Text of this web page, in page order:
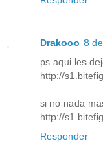
Drakooo 8
ps aqui les
http://
si no nada
http://
Responder